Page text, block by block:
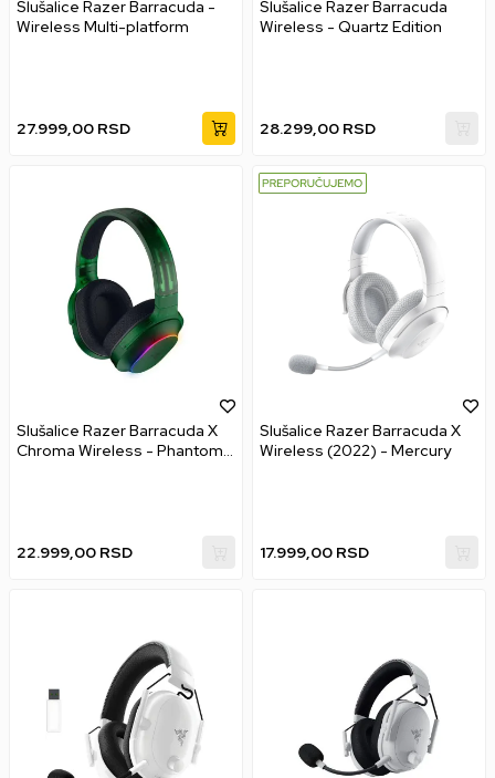
Slušalice Razer Barracuda -
Wireless Multi-platform
27.999,00 RSD
Slušalice Razer Barracuda
Wireless - Quartz Edition
28.299,00 RSD
Slušalice Razer Barracuda X
Chroma Wireless - Phantom
22.999,00 RSD
Slušalice Razer Barracuda X
Wireless (2022) - Mercury
17.999,00 RSD